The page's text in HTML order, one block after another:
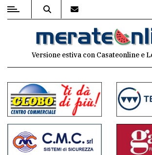
MENU
commenti
Contenuti
del
sito
Versione estiva con Casateonline e